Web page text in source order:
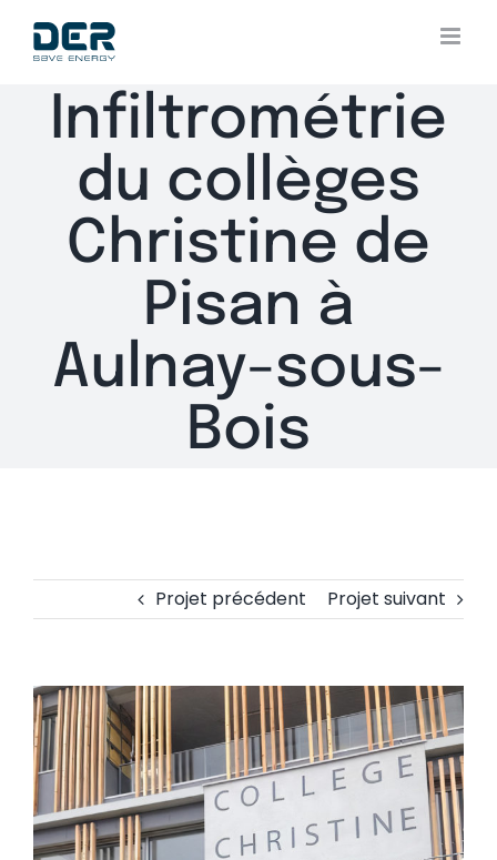
Infiltrométrie
du collèges
Christine de
Pisan à
Aulnay-sous-
Bois
Projet précédent Projet suivant